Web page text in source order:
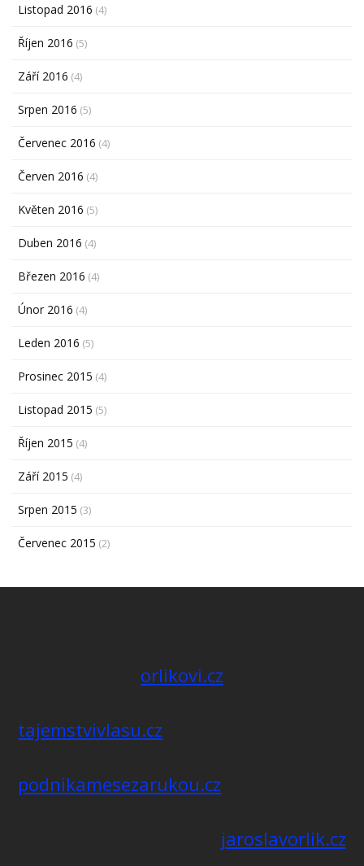
Listopad 2016 (4)
Říjen 2016 (5)
Září 2016 (4)
Srpen 2016 (5)
Červenec 2016 (4)
Červen 2016 (4)
Květen 2016 (5)
Duben 2016 (4)
Březen 2016 (4)
Únor 2016 (4)
Leden 2016 (5)
Prosinec 2015 (4)
Listopad 2015 (5)
Říjen 2015 (4)
Září 2015 (4)
Srpen 2015 (3)
Červenec 2015 (2)
orlikovi.cz
tajemstvivlasu.cz
podnikamesezarukou.cz
jaroslavorlik.cz